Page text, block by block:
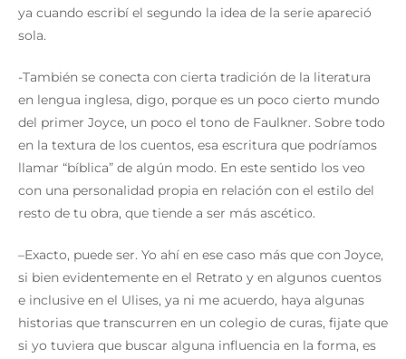
ya cuando escribí el segundo la idea de la serie apareció
sola.
-También se conecta con cierta tradición de la literatura
en lengua inglesa, digo, porque es un poco cierto mundo
del primer Joyce, un poco el tono de Faulkner. Sobre todo
en la textura de los cuentos, esa escritura que podríamos
llamar “bíblica” de algún modo. En este sentido los veo
con una personalidad propia en relación con el estilo del
resto de tu obra, que tiende a ser más ascético.
–Exacto, puede ser. Yo ahí en ese caso más que con Joyce,
si bien evidentemente en el Retrato y en algunos cuentos
e inclusive en el Ulises, ya ni me acuerdo, haya algunas
historias que transcurren en un colegio de curas, fijate que
si yo tuviera que buscar alguna influencia en la forma, es